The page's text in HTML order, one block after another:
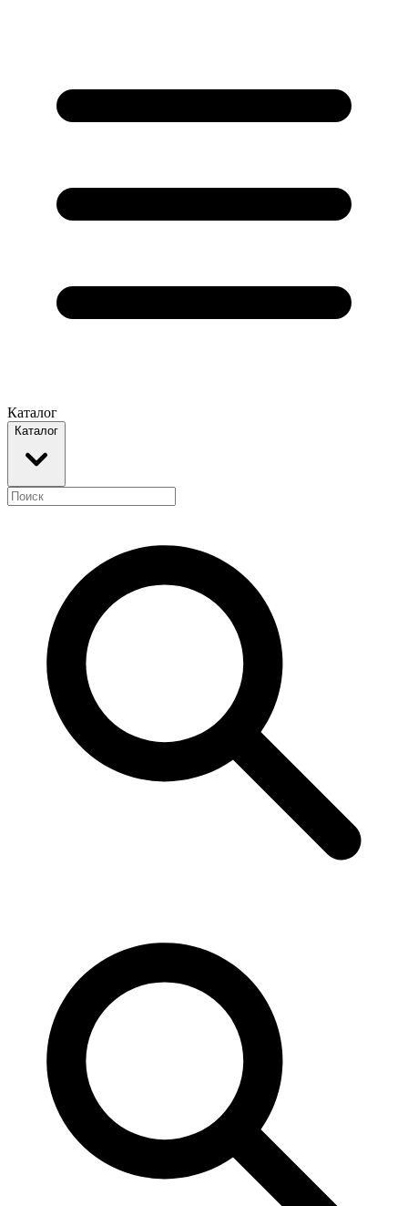
Каталог
Каталог